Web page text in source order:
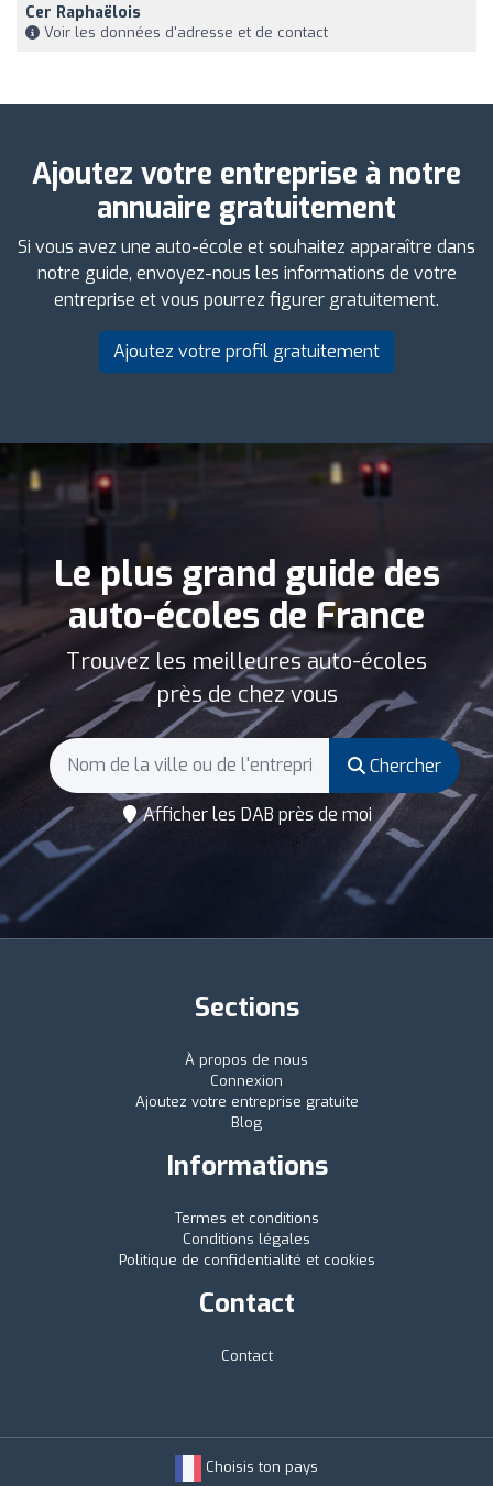
Cer Raphaëlois
Voir les données d'adresse et de contact
Ajoutez votre entreprise à notre
annuaire gratuitement
Si vous avez une auto-école et souhaitez apparaître dans
notre guide, envoyez-nous les informations de votre
entreprise et vous pourrez figurer gratuitement.
Ajoutez votre profil gratuitement
Le plus grand guide des
auto-écoles de France
Trouvez les meilleures auto-écoles
près de chez vous
Chercher
Afficher les DAB près de moi
Sections
À propos de nous
Connexion
Ajoutez votre entreprise gratuite
Blog
Informations
Termes et conditions
Conditions légales
Politique de confidentialité et cookies
Contact
Contact
Choisis ton pays